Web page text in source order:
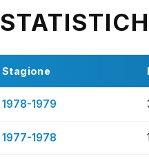
Stagione
1978-1979
1977-1978